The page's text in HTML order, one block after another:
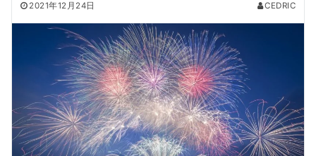
2021年12月24日 CEDRIC